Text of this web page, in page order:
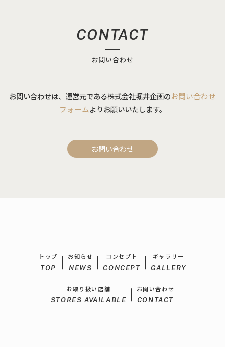
CONTACT
お問い合わせ
お問い合わせは、運営元である株式会社堀井企画のお問い合わせ
フォームよりお願いいたします。
お問い合わせ
トップ
TOP
お知らせ
NEWS
コンセプト
CONCEPT
ギャラリー
GALLERY
お取り扱い店舗
STORES AVAILABLE
お問い合わせ
CONTACT